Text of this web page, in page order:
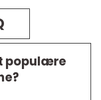
populære